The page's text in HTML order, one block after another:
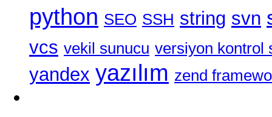
python SEO SSH string svn
vcs vekil sunucu versiyon kontrol
yandex yazılım zend